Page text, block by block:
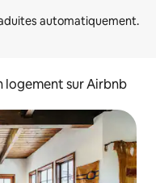
logement sur Airbnb